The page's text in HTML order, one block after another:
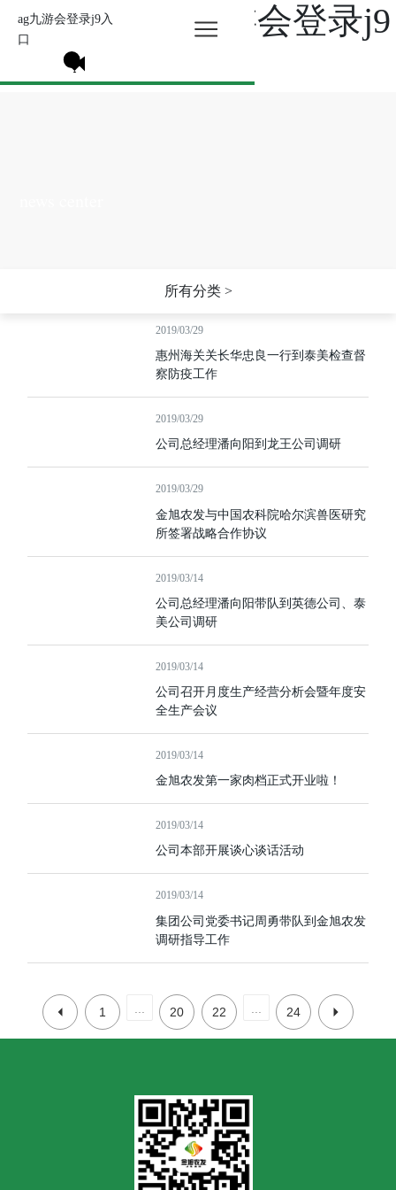
新闻中心-ag九游会登录j9
入口
ag九游会登录j9入
口
所有分类 >
2019/03/29
惠州海关关长华忠良一行到泰美检查督
察防疫工作
2019/03/29
公司总经理潘向阳到龙王公司调研
2019/03/29
金旭农发与中国农科院哈尔滨兽医研究
所签署战略合作协议
2019/03/14
公司总经理潘向阳带队到英德公司、泰
美公司调研
2019/03/14
公司召开月度生产经营分析会暨年度安
全生产会议
2019/03/14
金旭农发第一家肉档正式开业啦！
2019/03/14
公司本部开展谈心谈话活动
2019/03/14
集团公司党委书记周勇带队到金旭农发
调研指导工作
1 20 22 24